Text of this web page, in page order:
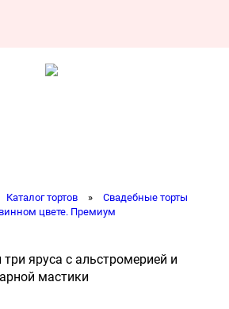
Каталог тортов »
Свадебные торты
цвете. Премиум